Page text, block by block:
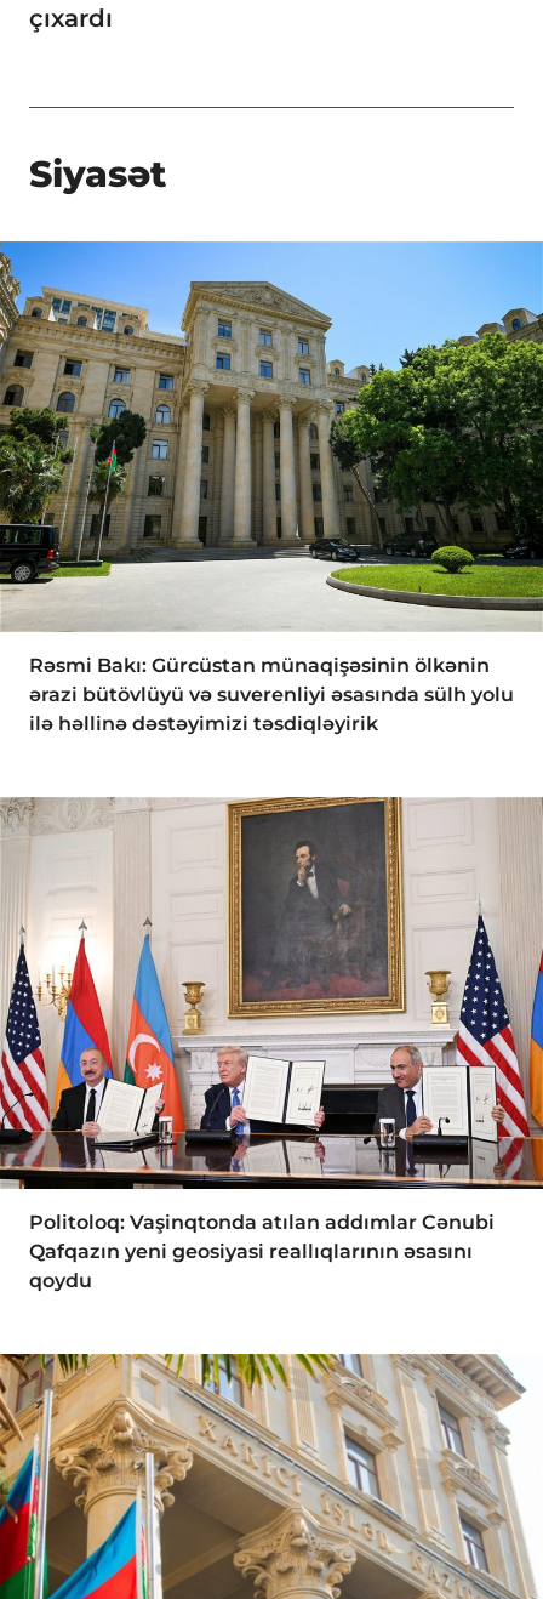
çıxardı
Siyasət
Rəsmi Bakı: Gürcüstan münaqişəsinin ölkənin
ərazi bütövlüyü və suverenliyi əsasında sülh yolu
ilə həllinə dəstəyimizi təsdiqləyirik
Politoloq: Vaşinqtonda atılan addımlar Cənubi
Qafqazın yeni geosiyasi reallıqlarının əsasını
qoydu